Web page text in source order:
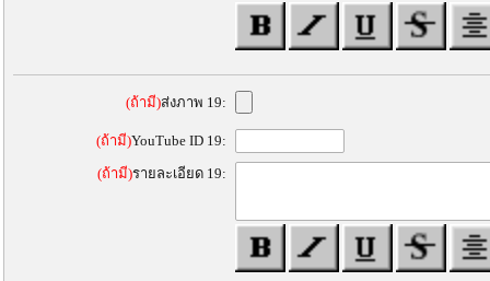
(ถ้ามี)ส่งภาพ 19:
(ถ้ามี)YouTube ID 19:
(ถ้ามี)รายละเอียด 19: